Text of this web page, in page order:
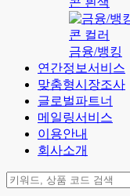
금융/뱅킹
연간정보서비스
맞춤형시장조사
글로벌파트너
메일링서비스
이용안내
회사소개